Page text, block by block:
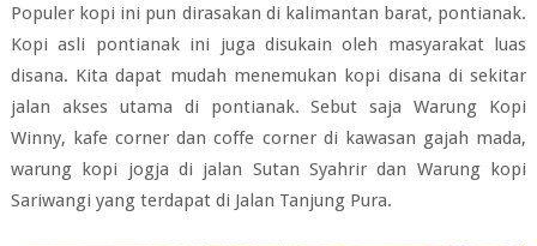
Populer kopi ini pun dirasakan di kalimantan barat, pontianak.
Kopi asli pontianak ini juga disukain oleh masyarakat luas
disana. Kita dapat mudah menemukan kopi disana di sekitar
jalan akses utama di pontianak. Sebut saja Warung Kopi
Winny, kafe corner dan coffe corner di kawasan gajah mada,
warung kopi jogja di jalan Sutan Syahrir dan Warung kopi
Sariwangi yang terdapat di Jalan Tanjung Pura.